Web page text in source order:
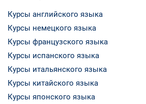
Курсы английского языка
Курсы немецкого языка
Курсы французского языка
Курсы испанского языка
Курсы итальянского языка
Курсы китайского языка
Курсы японского языка